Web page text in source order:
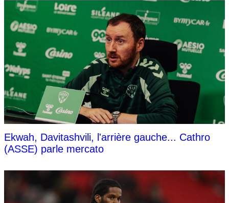
Ekwah, Davitashvili, l'arrière gauche... Cathro
(ASSE) parle mercato